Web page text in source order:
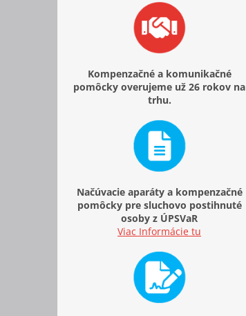
Kompenzačné a komunikačné
pomôcky overujeme už 26 rokov na
trhu.
Načúvacie aparáty a kompenzačné
pomôcky pre sluchovo postihnuté
osoby z ÚPSVaR
Viac Informácie tu